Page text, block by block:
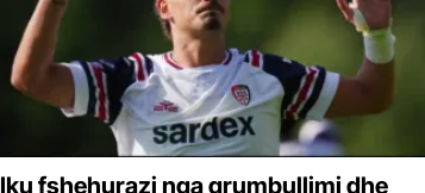
Iku fshehurazi nga grumbullimi dhe